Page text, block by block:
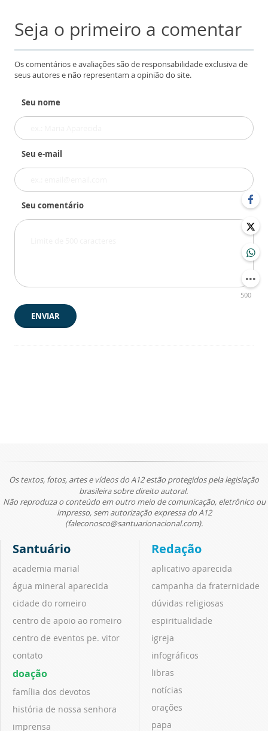
Seja o primeiro a comentar
Os comentários e avaliações são de responsabilidade exclusiva de
seus autores e não representam a opinião do site.
Seu nome
Seu e-mail
Seu comentário
500
ENVIAR
Os textos, fotos, artes e vídeos do A12 estão protegidos pela legislação
brasileira sobre direito autoral.
Não reproduza o conteúdo em outro meio de comunicação, eletrônico ou
impresso, sem autorização expressa do A12
(faleconosco@santuarionacional.com).
Santuário
academia marial
água mineral aparecida
cidade do romeiro
centro de apoio ao romeiro
centro de eventos pe. vitor
contato
doação
família dos devotos
história de nossa senhora
imprensa
Redação
aplicativo aparecida
campanha da fraternidade
dúvidas religiosas
espiritualidade
igreja
infográficos
libras
notícias
orações
papa